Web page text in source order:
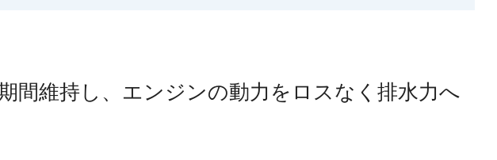
間維持し、エンジンの動力をロスなく排水力へ